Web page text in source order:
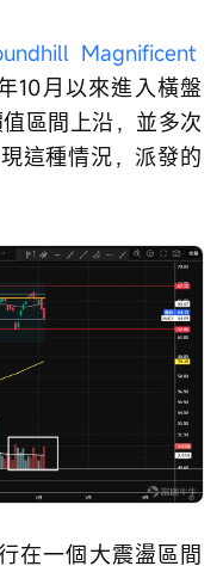
Magnificent
10月以來進入橫盤
區間上沿，並多次
這種情況，派發的
在一個大震盪區間